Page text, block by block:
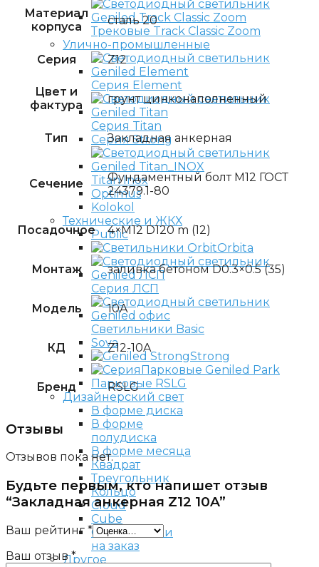
Трековые Track Classic Zoom
Улично-промышленные
Серия Element
Серия Titan
Серия Strong
Titan Inox
Optimus
Kolokol
Технические и ЖКХ
Public
Orbita
Серия ЛСП
Светильники Basic
Sova
Strong
Парковые Geniled Park
Парковые RSLG
Дизайнерский свет
В форме диска
В форме
полудиска
В форме месяца
Квадрат
Треугольник
Кольцо
Cloud
Cube
Светильники
на заказ
Другое
Материал
корпуса
сталь 20
Серия Z12
Цвет и
фактура
грунт цинконаполненный
Тип Закладная анкерная
Сечение
Фундаментный болт M12 ГОСТ
24379.1-80
Посадочное 4×M12 D120 m (12)
Монтаж заливка бетоном D0.3×0.5 (35)
Модель 10A
КД Z12-10A
Бренд RSLG
Отзывы
Отзывов пока нет.
Будьте первым, кто напишет отзыв
“Закладная анкерная Z12 10A”
Ваш рейтинг *
Ваш отзыв*